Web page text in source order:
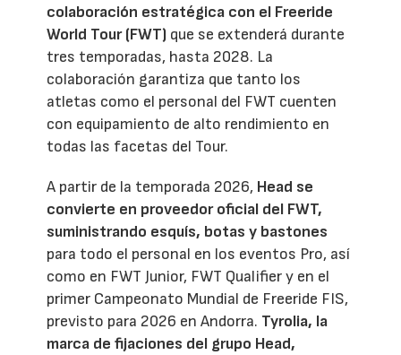
colaboración estratégica con el Freeride
World Tour (FWT) que se extenderá durante
tres temporadas, hasta 2028. La
colaboración garantiza que tanto los
atletas como el personal del FWT cuenten
con equipamiento de alto rendimiento en
todas las facetas del Tour.
A partir de la temporada 2026, Head se
convierte en proveedor oficial del FWT,
suministrando esquís, botas y bastones
para todo el personal en los eventos Pro, así
como en FWT Junior, FWT Qualifier y en el
primer Campeonato Mundial de Freeride FIS,
previsto para 2026 en Andorra. Tyrolia, la
marca de fijaciones del grupo Head,